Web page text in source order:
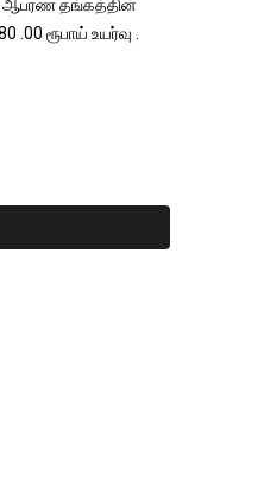
தங்கத்தின்
.00 ரூபாய் உயர்வு .